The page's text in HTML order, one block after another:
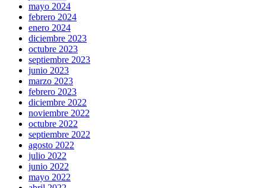
mayo 2024
febrero 2024
enero 2024
diciembre 2023
octubre 2023
septiembre 2023
junio 2023
marzo 2023
febrero 2023
diciembre 2022
noviembre 2022
octubre 2022
septiembre 2022
agosto 2022
julio 2022
junio 2022
mayo 2022